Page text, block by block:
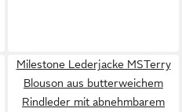
Milestone Lederjacke MSTerry
Blouson aus butterweichem
Rindleder mit abnehmbarem